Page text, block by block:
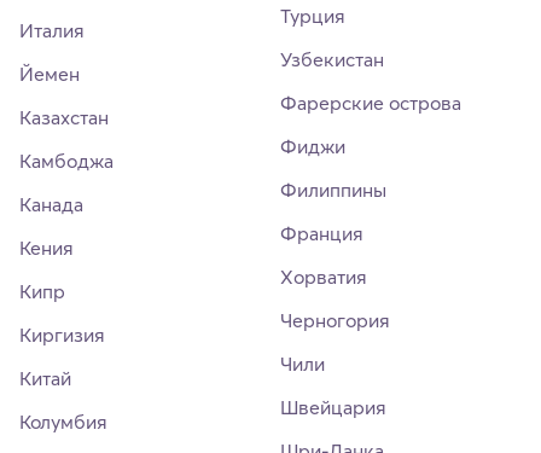
Италия
Йемен
Казахстан
Камбоджа
Канада
Кения
Кипр
Киргизия
Китай
Колумбия
Турция
Узбекистан
Фарерские острова
Фиджи
Филиппины
Франция
Хорватия
Черногория
Чили
Швейцария